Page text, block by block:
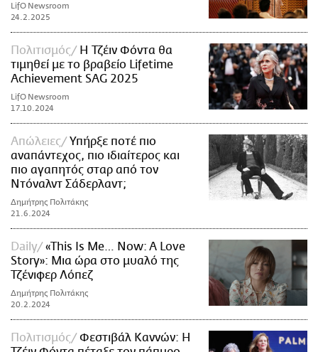
LifO Newsroom
24.2.2025
Πολιτισμός
Η Τζέιν Φόντα θα
τιμηθεί με το βραβείο Lifetime
Achievement SAG 2025
LifO Newsroom
17.10.2024
Απώλειες
Υπήρξε ποτέ πιο
αναπάντεχος, πιο ιδιαίτερος και
πιο αγαπητός σταρ από τον
Ντόναλντ Σάδερλαντ;
Δημήτρης Πολιτάκης
21.6.2024
Daily
«This Is Me… Now: A Love
Story»: Μια ώρα στο μυαλό της
Τζένιφερ Λόπεζ
Δημήτρης Πολιτάκης
20.2.2024
Πολιτισμός
Φεστιβάλ Καννών: Η